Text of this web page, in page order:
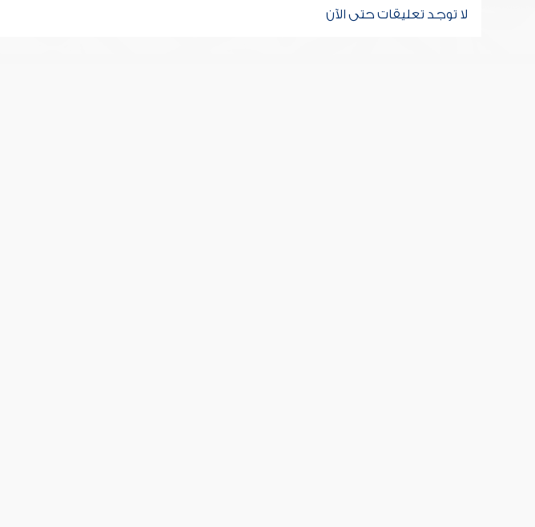
لا توجد تعليقات حتى الآن